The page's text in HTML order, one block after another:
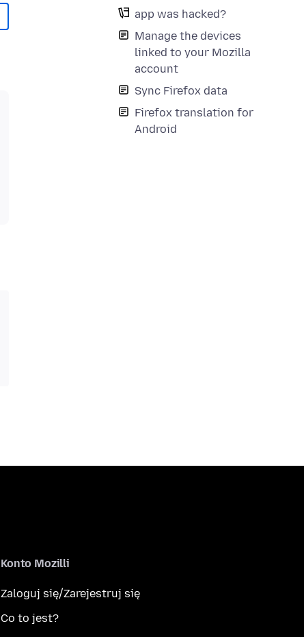
app was hacked?
Manage the devices
linked to your Mozilla
account
Sync Firefox data
Firefox translation for
Android
Konto Mozilli
Zaloguj się/Zarejestruj się
Co to jest?